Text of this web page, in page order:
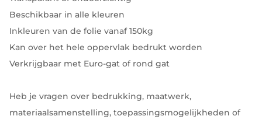
Beschikbaar in alle kleuren
Inkleuren van de folie vanaf 150kg
Kan over het hele oppervlak bedrukt worden
Verkrijgbaar met Euro-gat of rond gat
Heb je vragen over bedrukking, maatwerk,
materiaalsamenstelling, toepassingsmogelijkheden of